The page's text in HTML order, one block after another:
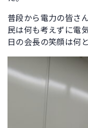
普段から電力の皆さ
民は何も考えずに電
日の会長の笑顔は何